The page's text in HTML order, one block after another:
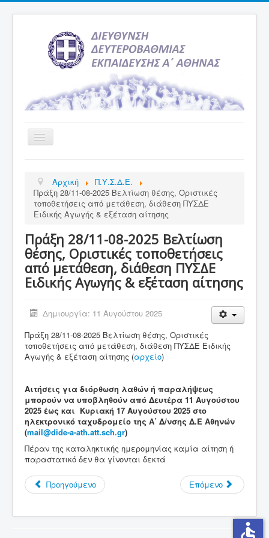
Εναλλαγή
πλοήγησης
Υπηρεσία Ενημέρωσης
Τελευταία νέα
Εκδρομές
Δραστηριότητες Σχολείων
Σύνδεσμοι
Επικοινωνία
Αρχική
Π.Υ.Σ.Δ.Ε.
Πράξη 28/11-08-2025 Βελτίωση θέσης, Οριστικές
τοποθετήσεις από μετάθεση, διάθεση ΠΥΣΔΕ
Ειδικής Αγωγής & εξέταση αίτησης
Πράξη 28/11-08-2025 Βελτίωση
θέσης, Οριστικές τοποθετήσεις
από μετάθεση, διάθεση ΠΥΣΔΕ
Ειδικής Αγωγής & εξέταση αίτησης
Δημιουργία: 11 Αυγούστου 2025
Πράξη 28/11-08-2025 Βελτίωση θέσης, Οριστικές
τοποθετήσεις από μετάθεση, διάθεση ΠΥΣΔΕ Ειδικής
Αγωγής & εξέταση αίτησης (αρχείο)
Αιτήσεις για διόρθωση λαθών ή παραλήψεως
μπορούν να υποβληθούν από Δευτέρα 11 Αυγούστου
2025 έως και Κυριακή 17 Αυγούστου 2025 στο
ηλεκτρονικό ταχυδρομείο της Α΄ Δ/νσης Δ.Ε Αθηνών
(mail@dide-a-ath.att.sch.gr)
Πέραν της καταληκτικής ημερομηνίας καμία αίτηση ή
παραστατικό δεν θα γίνονται δεκτά
Προηγούμενο Επόμενο
accessible